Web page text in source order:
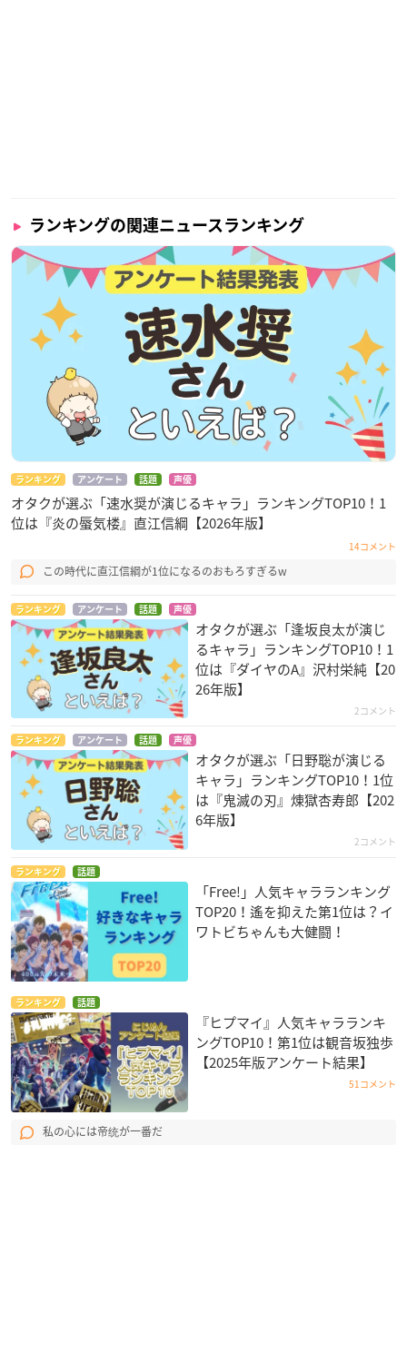
ランキングの関連ニュースランキング
ランキング アンケート 話題 声優
オタクが選ぶ「速水奨が演じるキャラ」ランキングTOP10！1
位は『炎の蜃気楼』直江信綱【2026年版】
14コメント
この時代に直江信綱が1位になるのおもろすぎるw
ランキング アンケート 話題 声優
オタクが選ぶ「逢坂良太が演じ
るキャラ」ランキングTOP10！1
位は『ダイヤのA』沢村栄純【20
26年版】
2コメント
ランキング アンケート 話題 声優
オタクが選ぶ「日野聡が演じる
キャラ」ランキングTOP10！1位
は『鬼滅の刃』煉󠄁獄杏寿郎【202
6年版】
2コメント
ランキング 話題
「Free!」人気キャラランキング
TOP20！遙を抑えた第1位は？イ
ワトビちゃんも大健闘！
ランキング 話題
『ヒプマイ』人気キャラランキ
ングTOP10！第1位は観音坂独歩
【2025年版アンケート結果】
51コメント
私の心には帝统が一番だ